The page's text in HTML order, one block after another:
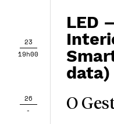
23
19h00
LED
data)
26
-
O